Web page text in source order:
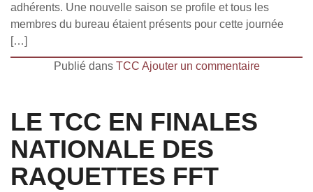
adhérents. Une nouvelle saison se profile et tous les
membres du bureau étaient présents pour cette journée
[…]
Publié dans TCC Ajouter un commentaire
LE TCC EN FINALES
NATIONALE DES
RAQUETTES FFT